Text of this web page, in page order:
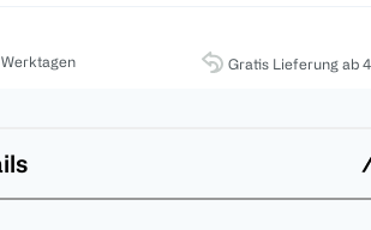
Gratis Lieferung ab